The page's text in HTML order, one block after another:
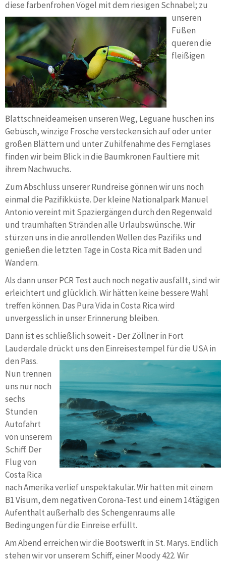
diese farbenfrohen Vögel mit dem riesigen Schnabel; zu
unseren
Füßen
queren die
fleißigen
Blattschneideameisen unseren Weg, Leguane huschen ins
Gebüsch, winzige Frösche verstecken sich auf oder unter
großen Blättern und unter Zuhilfenahme des Fernglases
finden wir beim Blick in die Baumkronen Faultiere mit
ihrem Nachwuchs.
Zum Abschluss unserer Rundreise gönnen wir uns noch
einmal die Pazifikküste. Der kleine Nationalpark Manuel
Antonio vereint mit Spaziergängen durch den Regenwald
und traumhaften Stränden alle Urlaubswünsche. Wir
stürzen uns in die anrollenden Wellen des Pazifiks und
genießen die letzten Tage in Costa Rica mit Baden und
Wandern.
Als dann unser PCR Test auch noch negativ ausfällt, sind wir
erleichtert und glücklich. Wir hätten keine bessere Wahl
treffen können. Das Pura Vida in Costa Rica wird
unvergesslich in unser Erinnerung bleiben.
Dann ist es schließlich soweit - Der Zöllner in Fort
Lauderdale drückt uns den Einreisestempel für die USA in
den Pass.
Nun trennen
uns nur noch
sechs
Stunden
Autofahrt
von unserem
Schiff. Der
Flug von
Costa Rica
nach Amerika verlief unspektakulär. Wir hatten mit einem
B1 Visum, dem negativen Corona-Test und einem 14tägigen
Aufenthalt außerhalb des Schengenraums alle
Bedingungen für die Einreise erfüllt.
Am Abend erreichen wir die Bootswerft in St. Marys. Endlich
stehen wir vor unserem Schiff, einer Moody 422. Wir